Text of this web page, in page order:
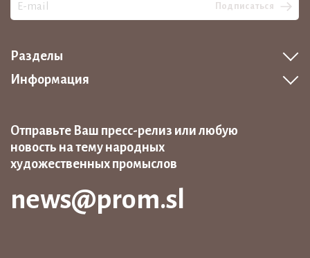
Подписаться
Разделы
Информация
Отправьте Ваш пресс-релиз или любую
новость на тему народных
художественных промыслов
news@prom.sl